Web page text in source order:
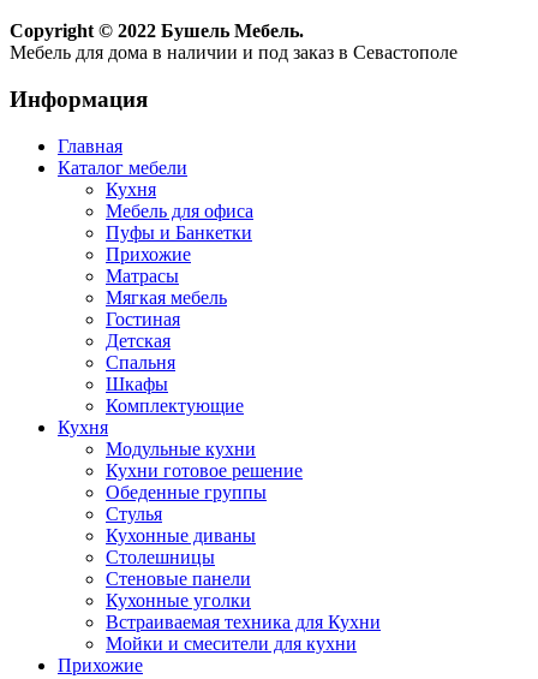
Copyright © 2022 Бушель Мебель.
Мебель для дома в наличии и под заказ в Севастополе
Информация
Главная
Каталог мебели
Кухня
Мебель для офиса
Пуфы и Банкетки
Прихожие
Матрасы
Мягкая мебель
Гостиная
Детская
Спальня
Шкафы
Комплектующие
Кухня
Модульные кухни
Кухни готовое решение
Обеденные группы
Стулья
Кухонные диваны
Столешницы
Стеновые панели
Кухонные уголки
Встраиваемая техника для Кухни
Мойки и смесители для кухни
Прихожие